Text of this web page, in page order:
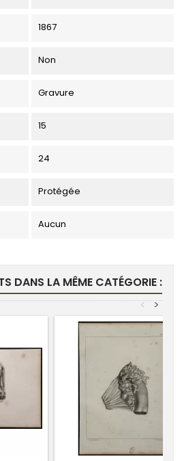
1867
Non
Gravure
15
24
Protégée
Aucun
DANS LA MÊME CATÉGORIE :
>
<